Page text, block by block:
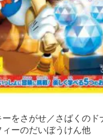
をさがせ／さばくのド
ーのだいぼうけん他